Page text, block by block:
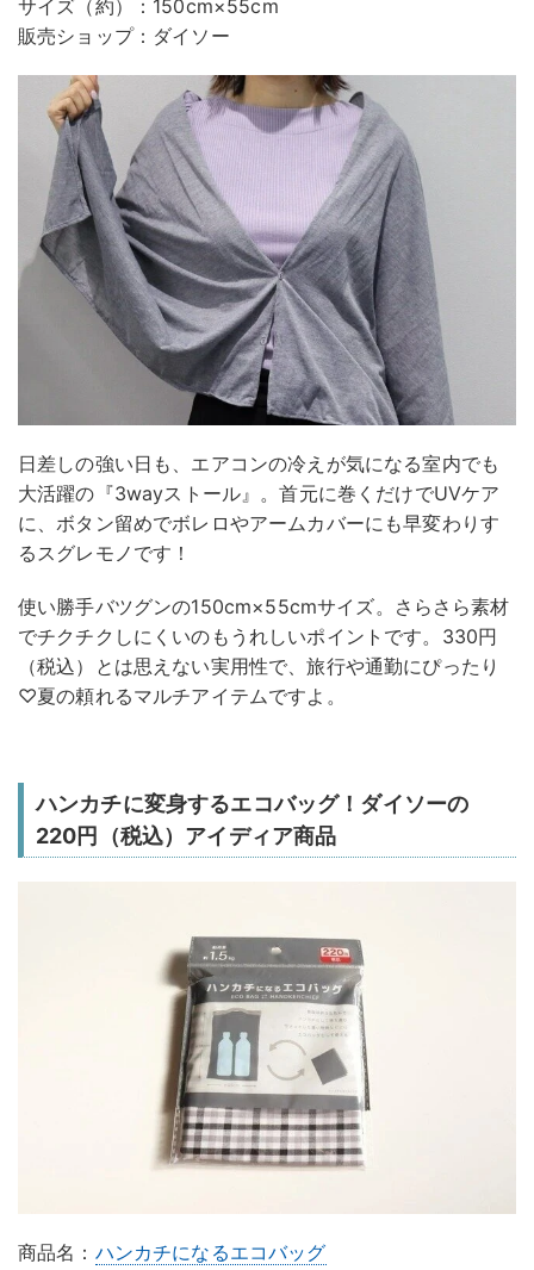
サイズ（約）：150cm×55cm
販売ショップ：ダイソー
日差しの強い日も、エアコンの冷えが気になる室内でも
大活躍の『3wayストール』。首元に巻くだけでUVケア
に、ボタン留めでボレロやアームカバーにも早変わりす
るスグレモノです！
使い勝手バツグンの150cm×55cmサイズ。さらさら素材
でチクチクしにくいのもうれしいポイントです。330円
（税込）とは思えない実用性で、旅行や通勤にぴったり
♡夏の頼れるマルチアイテムですよ。
ハンカチに変身するエコバッグ！ダイソーの
220円（税込）アイディア商品
商品名： ハンカチになるエコバッグ